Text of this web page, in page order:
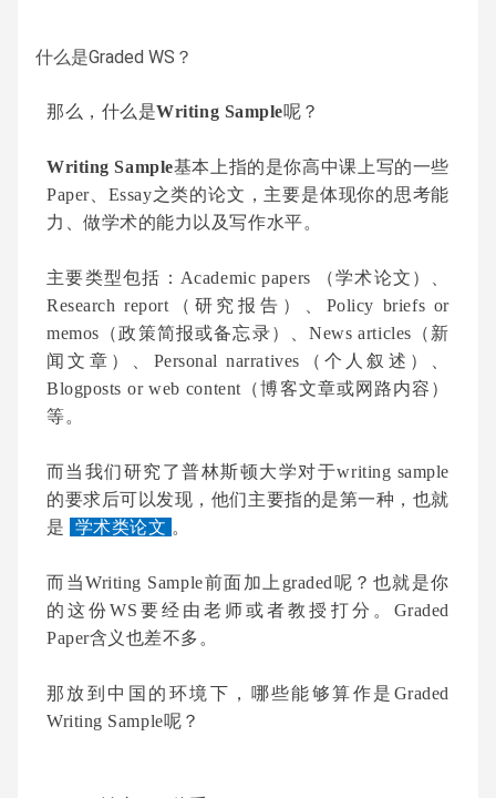
什么是Graded WS？
那么，什么是Writing Sample呢？
Writing Sample基本上指的是你高中课上写的一些
Paper、Essay之类的论文，主要是体现你的思考能
力、做学术的能力以及写作水平。
主要类型包括：Academic papers （学术论文）、
Research report（研究报告）、Policy briefs or
memos（政策简报或备忘录）、News articles（新
闻文章）、Personal narratives（个人叙述）、
Blogposts or web content（博客文章或网路内容）
等。
而当我们研究了普林斯顿大学对于writing sample
的要求后可以发现，他们主要指的是第一种，也就
是
学术类论文 。
而当Writing Sample前面加上graded呢？也就是你
的这份WS要经由老师或者教授打分。Graded
Paper含义也差不多。
那放到中国的环境下，哪些能够算作是Graded
Writing Sample呢？